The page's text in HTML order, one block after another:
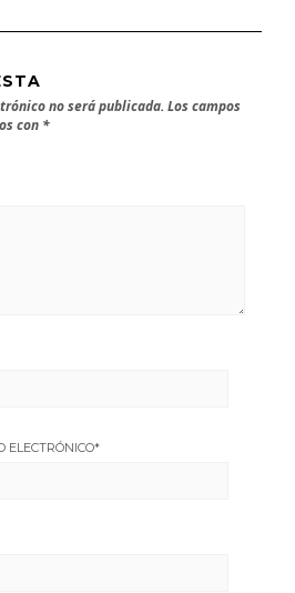
no será publicada. Los campos
con *
ELECTRÓNICO*